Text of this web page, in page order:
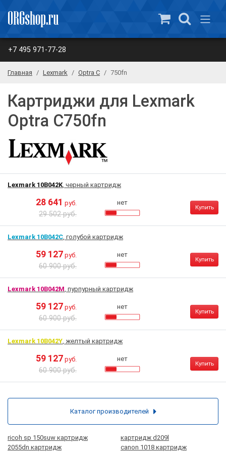
+7 495 971-77-28
Главная Lexmark Optra C 750fn
Картриджи для Lexmark
Optra C750fn
Lexmark 10B042K, черный картридж
28 641 руб.
29 502 руб.
нет
Купить
Lexmark 10B042C, голубой картридж
59 127 руб.
60 900 руб.
нет
Купить
Lexmark 10B042M, пурпурный картридж
59 127 руб.
60 900 руб.
нет
Купить
Lexmark 10B042Y, желтый картридж
59 127 руб.
60 900 руб.
нет
Купить
ricoh sp 150suw картридж
картридж d209l
2055dn картридж
canon 1018 картридж